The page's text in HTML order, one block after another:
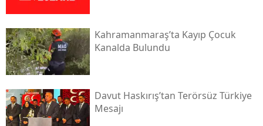
Kahramanmaraş’ta Kayıp Çocuk
Kanalda Bulundu
Davut Haskırış’tan Terörsüz Türkiye
Mesajı